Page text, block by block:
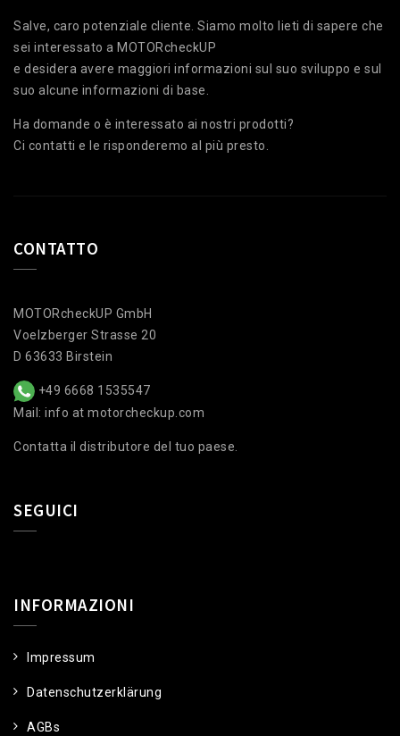
Salve, caro potenziale cliente. Siamo molto lieti di sapere che
sei interessato a MOTORcheckUP
e desidera avere maggiori informazioni sul suo sviluppo e sul
suo alcune informazioni di base.
Ha domande o è interessato ai nostri prodotti?
Ci contatti e le risponderemo al più presto.
CONTATTO
MOTORcheckUP GmbH
Voelzberger Strasse 20
D 63633 Birstein
+49 6668 1535547
Mail: info at motorcheckup.com
Contatta il distributore del tuo paese.
SEGUICI
INFORMAZIONI
Impressum
Datenschutzerklärung
AGBs